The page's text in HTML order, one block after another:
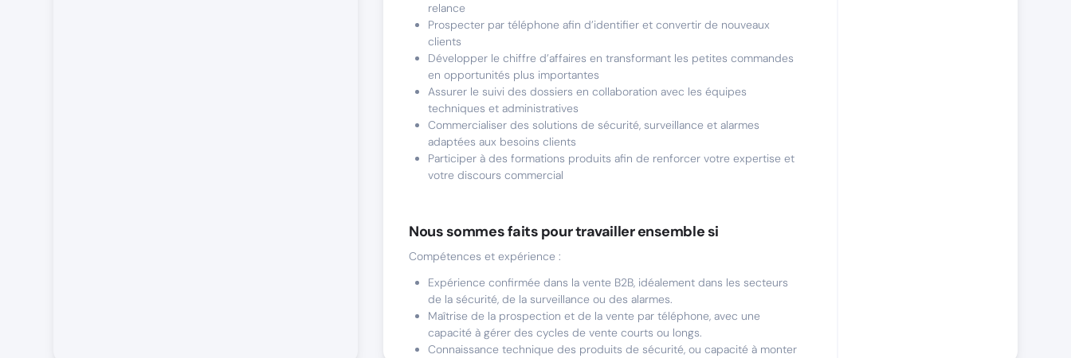
relance
Prospecter par téléphone afin d’identifier et convertir de nouveaux
clients
Développer le chiffre d’affaires en transformant les petites commandes
en opportunités plus importantes
Assurer le suivi des dossiers en collaboration avec les équipes
techniques et administratives
Commercialiser des solutions de sécurité, surveillance et alarmes
adaptées aux besoins clients
Participer à des formations produits afin de renforcer votre expertise et
votre discours commercial
Nous sommes faits pour travailler ensemble si
Compétences et expérience :
Expérience confirmée dans la vente B2B, idéalement dans les secteurs
de la sécurité, de la surveillance ou des alarmes.
Maîtrise de la prospection et de la vente par téléphone, avec une
capacité à gérer des cycles de vente courts ou longs.
Connaissance technique des produits de sécurité, ou capacité à monter